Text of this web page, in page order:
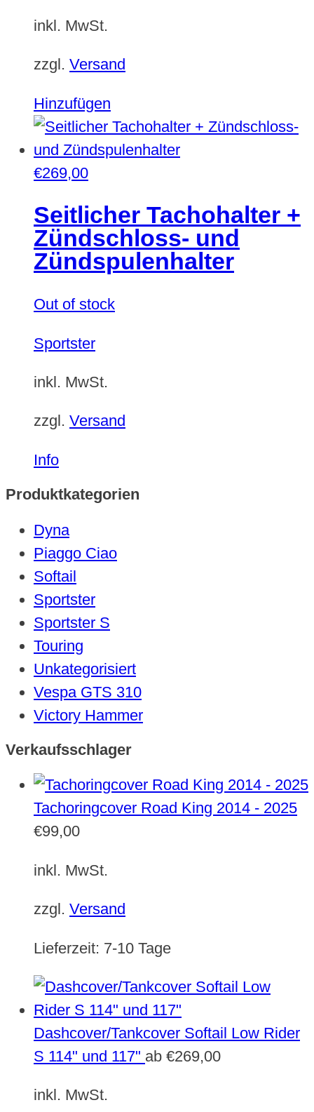
inkl. MwSt.
zzgl. Versand
Hinzufügen
€269,00
Seitlicher Tachohalter +
Zündschloss- und
Zündspulenhalter
Out of stock
Sportster
inkl. MwSt.
zzgl. Versand
Info
Produktkategorien
Dyna
Piaggo Ciao
Softail
Sportster
Sportster S
Touring
Unkategorisiert
Vespa GTS 310
Victory Hammer
Verkaufsschlager
Tachoringcover Road King 2014 - 2025
€99,00
inkl. MwSt.
zzgl. Versand
Lieferzeit: 7-10 Tage
Dashcover/Tankcover Softail Low Rider
S 114" und 117" ab €269,00
inkl. MwSt.